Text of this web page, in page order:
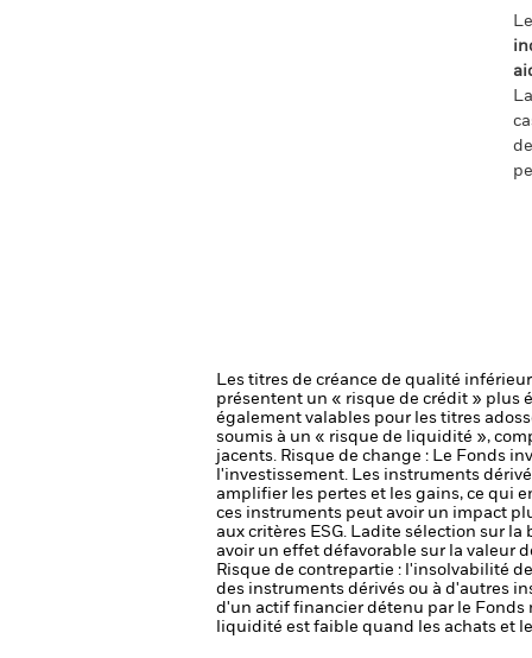
Les titres de créance de qualité
présentent un « risque de crédit » plus
également valables pour les titres
soumis à un « risque de liquidité »,
jacents. Risque de change : Le Fonds
l'investissement. Les instruments
amplifier les pertes et les gains, ce qui
ces instruments peut avoir un impact
aux critères ESG. Ladite sélection sur
avoir un effet défavorable sur la valeur
Risque de contrepartie : l'insolvabilité
des instruments dérivés ou à d'autres
d'un actif financier détenu par le Fonds
liquidité est faible quand les achats et